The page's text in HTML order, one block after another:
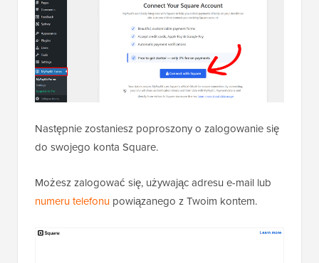
Następnie zostaniesz poproszony o zalogowanie się
do swojego konta Square.
Możesz zalogować się, używając adresu e-mail lub
numeru telefonu powiązanego z Twoim kontem.